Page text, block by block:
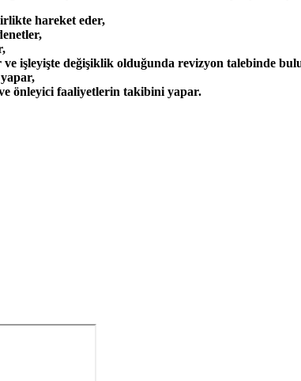
hareket eder,
işleyişte değişiklik olduğunda revizyon talebinde
önleyici faaliyetlerin takibini yapar.